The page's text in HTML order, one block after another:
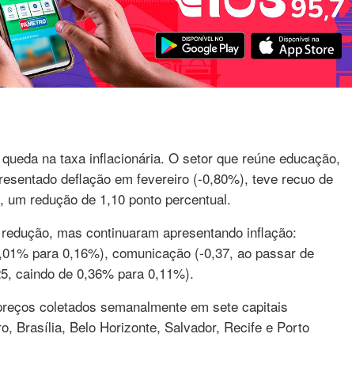
na taxa inflacionária. O setor que reúne educação,
deflação em fevereiro (-0,80%), teve recuo de
redução de 1,10 ponto percentual.
mas continuaram apresentando inflação:
para 0,16%), comunicação (-0,37, ao passar de
caindo de 0,36% para 0,11%).
coletados semanalmente em sete capitais
Brasília, Belo Horizonte, Salvador, Recife e Porto